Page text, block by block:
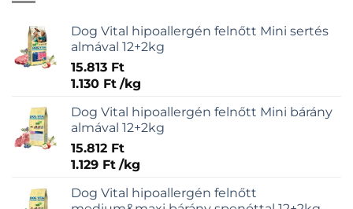
Dog Vital hipoallergén felnőtt Mini sertés
almával 12+2kg
15.813 Ft
1.130 Ft /kg
Dog Vital hipoallergén felnőtt Mini bárány
almával 12+2kg
15.812 Ft
1.129 Ft /kg
Dog Vital hipoallergén felnőtt